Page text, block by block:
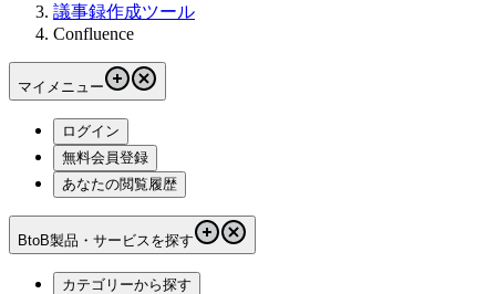
議事録作成ツール
Confluence
マイメニュー
ログイン
無料会員登録
あなたの閲覧履歴
BtoB製品・サービスを探す
カテゴリーから探す